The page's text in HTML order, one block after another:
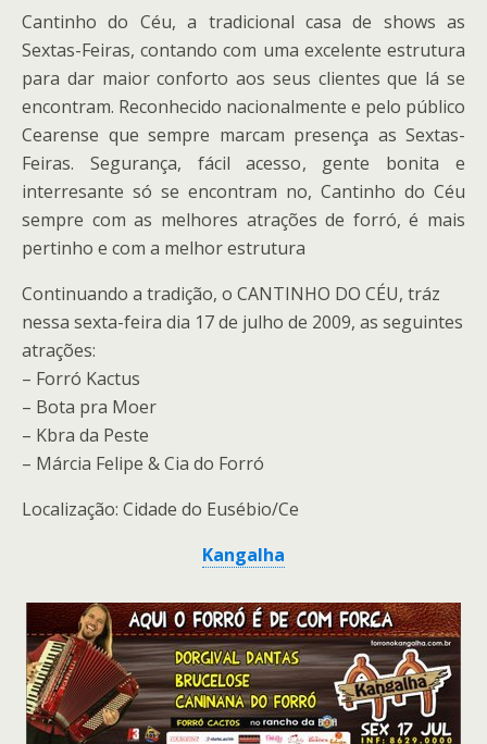
Cantinho do Céu, a tradicional casa de shows as
Sextas-Feiras, contando com uma excelente estrutura
para dar maior conforto aos seus clientes que lá se
encontram. Reconhecido nacionalmente e pelo público
Cearense que sempre marcam presença as Sextas-
Feiras. Segurança, fácil acesso, gente bonita e
interresante só se encontram no, Cantinho do Céu
sempre com as melhores atrações de forró, é mais
pertinho e com a melhor estrutura
Continuando a tradição, o CANTINHO DO CÉU, tráz
nessa sexta-feira dia 17 de julho de 2009, as seguintes
atrações:
– Forró Kactus
– Bota pra Moer
– Kbra da Peste
– Márcia Felipe & Cia do Forró
Localização: Cidade do Eusébio/Ce
Kangalha